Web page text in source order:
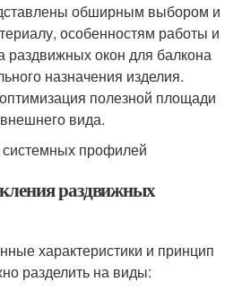
обширным выбором и
особенностям работы и
раздвижных окон для балкона
назначения изделия.
полезной площади
вида.
профилей
раздвижных
характеристики и принцип
разделить на виды: